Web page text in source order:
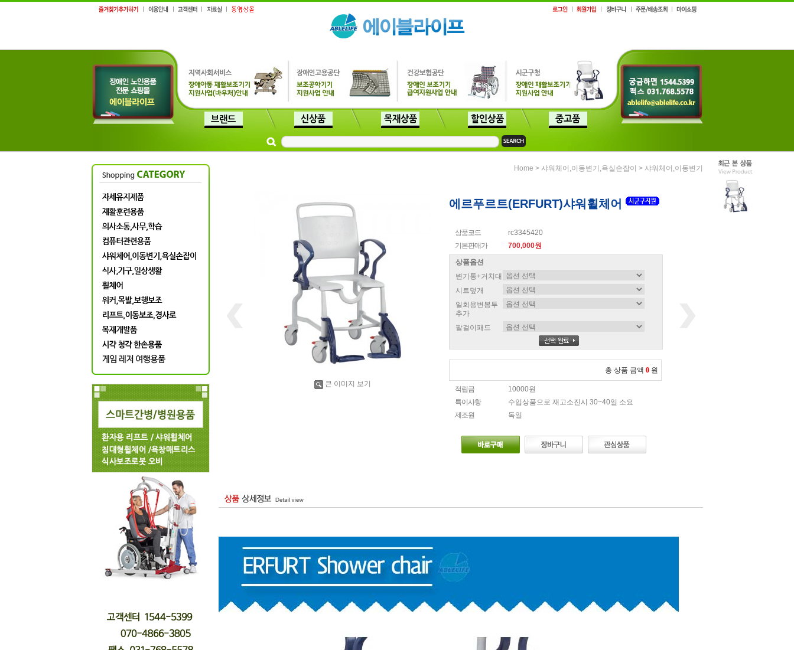
Home > 샤워체어,이동변기,욕실손잡이 > 샤워체어,이동변기
큰 이미지 보기
에르푸르트(ERFURT)샤워휠체어
상품코드
rc3345420
기본판매가
700,000원
상품옵션
변기통+거치대
시트덮개
일회용변봉투
추가
팔걸이패드
총 상품 금액 0 원
적립금
10000원
특이사항
수입상품으로 재고소진시 30~40일 소요
제조원
독일